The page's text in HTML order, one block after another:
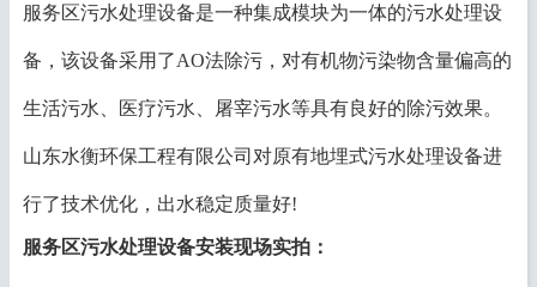
服务区污水处理设备是一种集成模块为一体的污水处理设
备，该设备采用了AO法除污，对有机物污染物含量偏高的
生活污水、医疗污水、屠宰污水等具有良好的除污效果。
山东水衡环保工程有限公司对原有地埋式污水处理设备进
行了技术优化，出水稳定质量好!
服务区污水处理设备安装现场实拍：